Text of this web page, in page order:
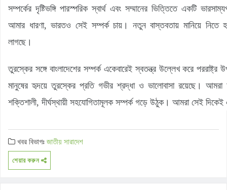
সম্পর্কের দৃষ্টিভঙ্গি পারস্পরিক স্বার্থ এবং সম্মানের ভিত্তিতে একটি
আমার ধারণা, ভারতও সেই সম্পর্ক চায়। নতুন বাস্তবতায় মানিয়ে
লাগছে।
তুরস্কের সঙ্গে বাংলাদেশের সম্পর্ক একেবারেই স্বতন্ত্র উল্লেখ করে পররাষ্ট্র
মানুষের হৃদয়ে তুরস্কের প্রতি গভীর শ্রদ্ধা ও ভালোবাসা রয়েছে।
শক্তিশালী, দীর্ঘস্থায়ী সহযোগিতামূলক সম্পর্ক গড়ে উঠুক। আমরা সেই
খবর বিভাগঃজাতীয়সারাদেশ
শেয়ার করুন